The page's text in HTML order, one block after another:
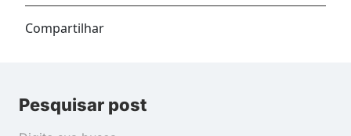
Compartilhar
Pesquisar post